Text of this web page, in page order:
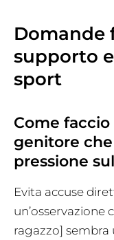
Domande
supporto
sport
Come
genitore
pressione
Evita accuse
un’osservazione
ragazzo] sembra